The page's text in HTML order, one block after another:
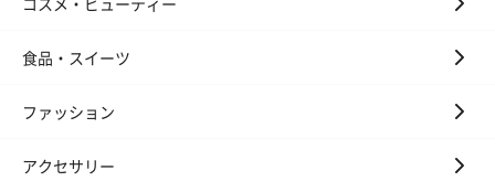
食品・スイーツ
ファッション
アクセサリー